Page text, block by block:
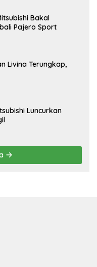
Bakal
Pajero Sport
Livina Terungkap,
Luncurkan